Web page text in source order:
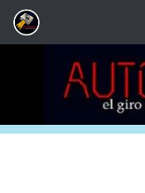
Saltar al contenido